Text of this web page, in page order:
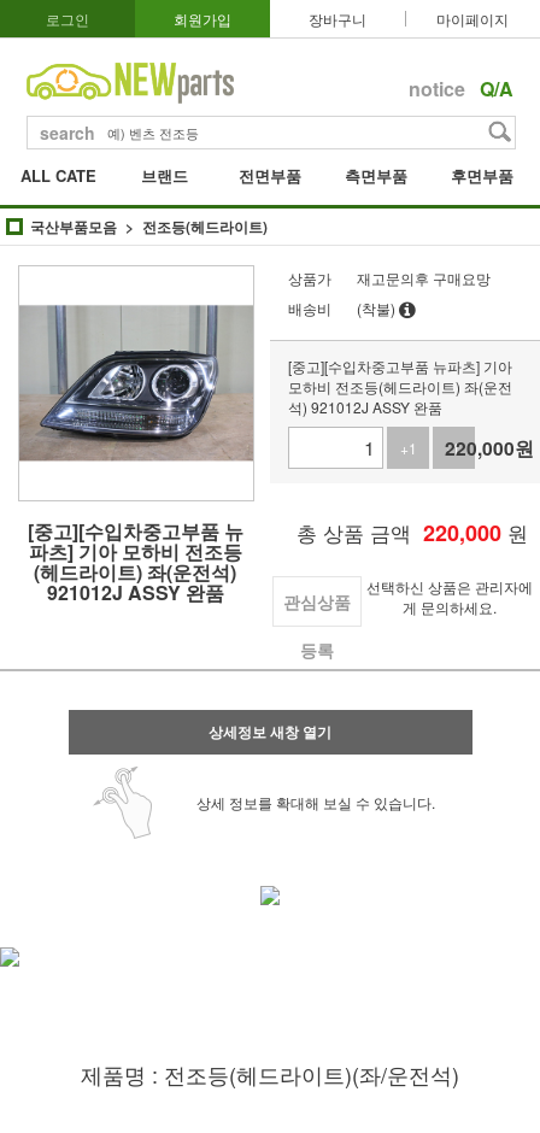
로그인 회원가입 장바구니 마이페이지
notice Q/A
search
ALL CATE 브랜드 전면부품 측면부품 후면부품
국산부품모음 전조등(헤드라이트)
[중고][수입차중고부품 뉴
파츠] 기아 모하비 전조등
(헤드라이트) 좌(운전석)
921012J ASSY 완품
상품가
재고문의후 구매요망
배송비
(착불)
[중고][수입차중고부품 뉴파츠] 기아
모하비 전조등(헤드라이트) 좌(운전
석) 921012J ASSY 완품
+1
-1
220,000원
총 상품 금액 220,000 원
관심상품
등록
선택하신 상품은 관리자에
게 문의하세요.
상세정보 새창 열기
상세 정보를 확대해 보실 수 있습니다.
제품명 : 전조등(헤드라이트)(좌/운전석)